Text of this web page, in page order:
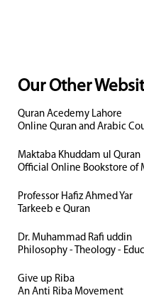
Our Other
Quran Acedemy Lahore
Online Quran and Arabic
Maktaba Khuddam ul Quran
Official Online Bookstore of
Professor Hafiz Ahmed Yar
Tarkeeb e Quran
Dr. Muhammad Rafi uddin
Philosophy - Theology -
Give up Riba
An Anti Riba Movement